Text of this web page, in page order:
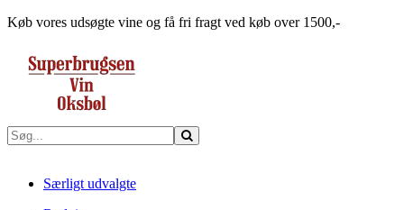
Køb vores udsøgte vine og få fri fragt ved køb over 1500,-
Særligt udvalgte